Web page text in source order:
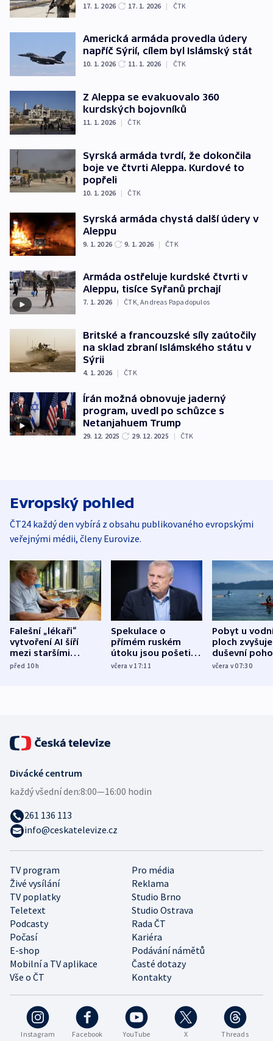
17. 1. 2026 17. 1. 2026 | ČTK
Americká armáda provedla údery
napříč Sýrií, cílem byl Islámský stát
10. 1. 2026 11. 1. 2026 | ČTK
Z Aleppa se evakuovalo 360
kurdských bojovníků
11. 1. 2026 | ČTK
Syrská armáda tvrdí, že dokončila
boje ve čtvrti Aleppa. Kurdové to
popřeli
10. 1. 2026 | ČTK
Syrská armáda chystá další údery v
Aleppu
9. 1. 2026 9. 1. 2026 | ČTK
Armáda ostřeluje kurdské čtvrti v
Aleppu, tisíce Syřanů prchají
7. 1. 2026 | ČTK,Andreas Papadopulos
Britské a francouzské síly zaútočily
na sklad zbraní Islámského státu v
Sýrii
4. 1. 2026 | ČTK
Írán možná obnovuje jaderný
program, uvedl po schůzce s
Netanjahuem Trump
29. 12. 2025 29. 12. 2025 | ČTK
Evropský pohled
ČT24 každý den vybírá z obsahu publikovaného evropskými
veřejnými médii, členy Eurovize.
Falešní „lékaři“
vytvoření AI šíří
mezi staršími
Poláky nebezpečné
před 10h
Spekulace o
přímém ruském
útoku jsou pošetilé,
míní estonský
včera v 17:11
Pobyt u
ploch zvyšuje
duševní
ukázala
včera v 07:30
Instagram Facebook YouTube X Threads
TV program
Pro média
Živé vysílání
Reklama
TV poplatky
Studio Brno
Teletext
Studio Ostrava
Podcasty
Rada ČT
Počasí
Kariéra
E-shop
Podávání námětů
Mobilní a TV aplikace
Časté dotazy
Vše o ČT
Kontakty
Divácké centrum
každý všední den:8:00—16:00 hodin
261 136 113
info@ceskatelevize.cz